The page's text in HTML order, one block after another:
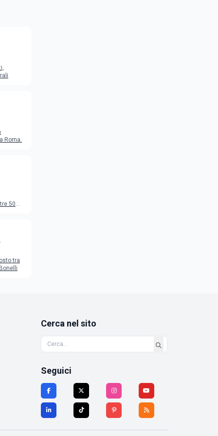
Roma.
50
tra
Cerca nel sito
Seguici